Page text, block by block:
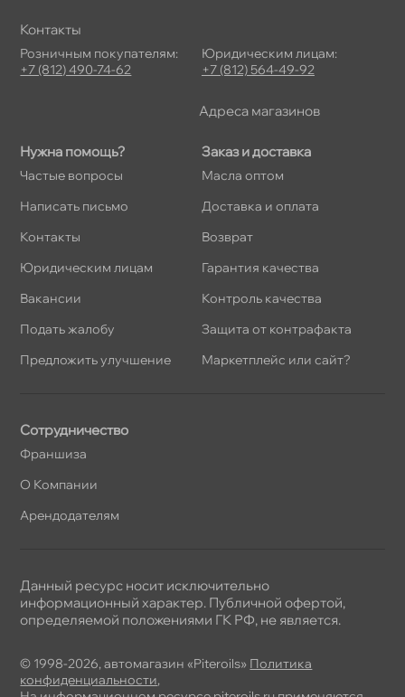
Нужна помощь?
Частые вопросы
Написать письмо
Контакты
Юридическим лицам
акансии
Подать жалобу
Предложить улучшение
Заказ и доставка
Масла оптом
Доставка и оплата
озврат
Гарантия качества
Контроль качества
Защита от контрафакта
Маркетплейс или сайт?
Сотрудничество
Франшиза
О Компании
Арендодателям
Контакты
Розничным покупателям:
+7 (812) 490-74-62
Юридическим лицам:
+7 (812) 564-49-92
Адреса магазино
© 1998-2026, автомагазин «Piteroils» Политика
конфиденциальности,
Данный ресурс носит исключительно
информационный характер. Публичной офертой,
определяемой положениями ГК РФ, не является.